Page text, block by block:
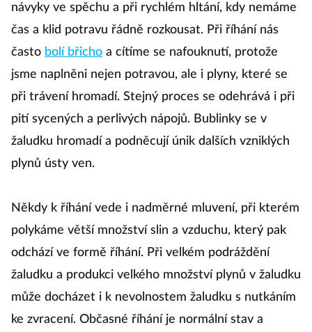
návyky ve spěchu a při rychlém hltání, kdy nemáme
čas a klid potravu řádně rozkousat. Při říhání nás
často bolí břicho a cítíme se nafouknutí, protože
jsme naplněni nejen potravou, ale i plyny, které se
při trávení hromadí. Stejný proces se odehrává i při
pití sycených a perlivých nápojů. Bublinky se v
žaludku hromadí a podněcují únik dalších vzniklých
plynů ústy ven.
Někdy k říhání vede i nadměrné mluvení, při kterém
polykáme větší množství slin a vzduchu, který pak
odchází ve formě říhání. Při velkém podráždění
žaludku a produkci velkého množství plynů v žaludku
může docházet i k nevolnostem žaludku s nutkáním
ke zvracení. Občasné říhání je normální stav a